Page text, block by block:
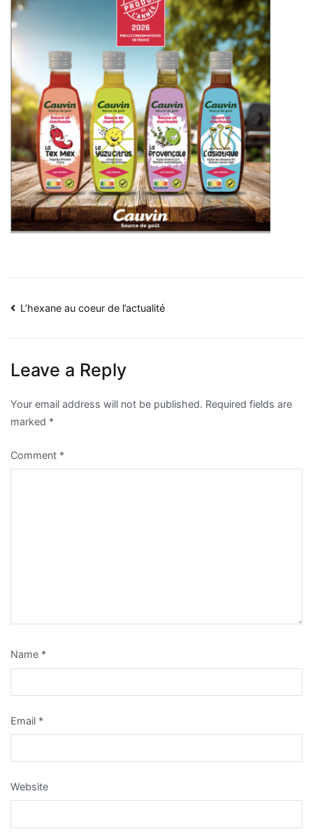
L’hexane au coeur de l’actualité
Leave a Reply
Your email address will not be published. Required fields are
marked *
Comment *
Name *
Email *
Website